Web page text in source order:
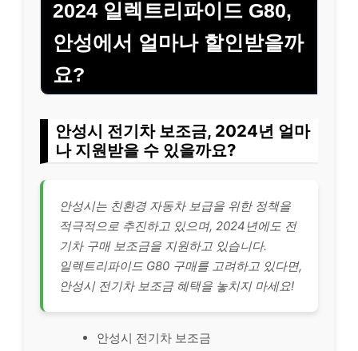
2024 일렉트리파이드 G80,
안성에서 얼마나 할인받을까
요?
안성시 전기차 보조금, 2024년 얼마
나 지원받을 수 있을까요?
안성시는 친환경 자동차 보급을 위한 정책을
적극적으로 추진하고 있으며, 2024년에도 전
기차 구매 보조금을 지원하고 있습니다.
일렉트리파이드 G80 구매를 고려하고 있다면,
안성시 전기차 보조금 혜택을 놓치지 마세요!
안성시 전기차 보조금